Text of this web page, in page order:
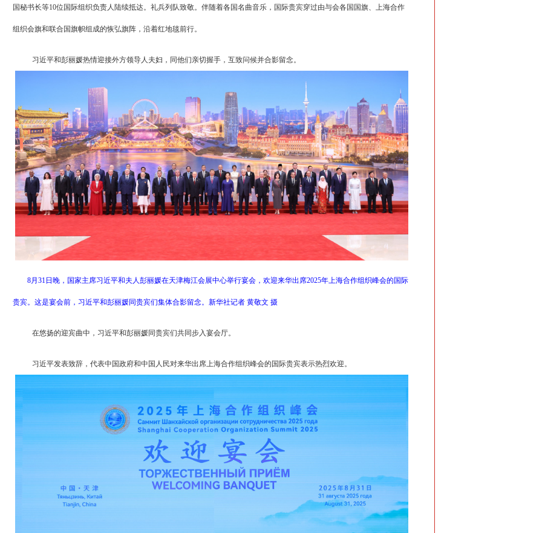
国秘书长等10位国际组织负责人陆续抵达。礼兵列队致敬。伴随着各国名曲音乐，国际贵宾穿过由与会各国国旗、上海合作
组织会旗和联合国旗帜组成的恢弘旗阵，沿着红地毯前行。
习近平和彭丽媛热情迎接外方领导人夫妇，同他们亲切握手，互致问候并合影留念。
8月31日晚，国家主席习近平和夫人彭丽媛在天津梅江会展中心举行宴会，欢迎来华出席2025年上海合作组织峰会的国际
贵宾。这是宴会前，习近平和彭丽媛同贵宾们集体合影留念。新华社记者 黄敬文 摄
在悠扬的迎宾曲中，习近平和彭丽媛同贵宾们共同步入宴会厅。
习近平发表致辞，代表中国政府和中国人民对来华出席上海合作组织峰会的国际贵宾表示热烈欢迎。